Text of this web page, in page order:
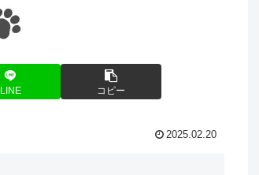
LINE コピー
2025.02.20